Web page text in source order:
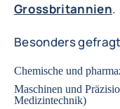
Grossbritannien.
Besonders
Chemische und
Maschinen und
Medizintechnik)